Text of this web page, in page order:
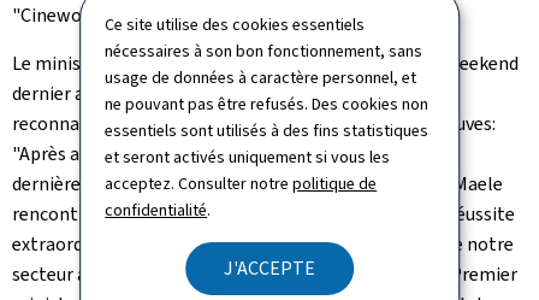
Ce site utilise des cookies essentiels
nécessaires à son bon fonctionnement, sans
usage de données à caractère personnel, et
ne pouvant pas être refusés. Des cookies non
essentiels sont utilisés à des fins statistiques
et seront activés uniquement si vous les
acceptez. Consulter notrepolitique de
confidentialité.
J'ACCEPTE
"Cineworld ".
Le ministre de la Culture, Eric Thill, qui s'est rendu le weekend
dernier au Festival de Cannes, s'est réjoui de cette
reconnaissance pour les deux producteurs des Films Fauves:
"Après avoir déjà été en compétition à Cannes l'année
dernière, le travail de Gilles Chanial et de Govinda Van Maele
rencontre aujourd'hui tout le succès qu'il mérite. Une réussite
extraordinaire qui démontre la diversité et la qualité de notre
secteur audiovisuel au Luxembourg. Félicitations!" Le Premier